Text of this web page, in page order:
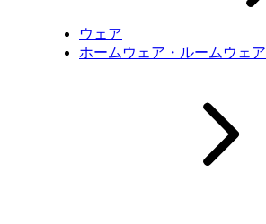
ウェア
ホームウェア・ルームウェア